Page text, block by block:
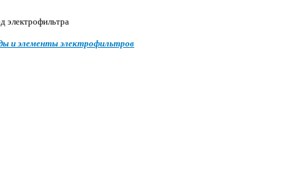
и элементы электрофильтров